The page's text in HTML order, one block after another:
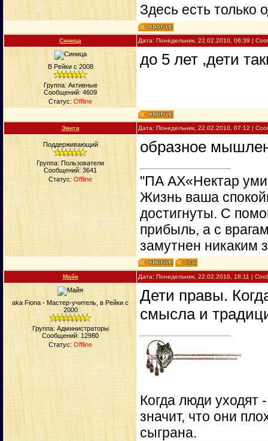
Здесь есть только
Синица Дата: Понедельник, 22.02.2010, 06:39 |
В Рейки с 2008
Группа: Активные
Сообщений: 4609
Статус: Offline
до 5 лет ,дети
Эвита Дата: Понедельник, 22.02.2010, 07:12 |
Поддерживающий
Группа: Пользователи
Сообщений: 3641
Статус: Offline
образное
"ПА АХ«Нектар
Жизнь ваша
достигнуты. С
прибыль, а с
замутнен никаким
Майя Дата: Понедельник, 22.02.2010, 18:11 |
aka Fiona - Мастер-учитель, в Рейки с
2000
Группа: Администраторы
Сообщений: 12980
Статус: Offline
Дети правы.
смысла и
Когда люди уходят
значит, что они
сыграна.